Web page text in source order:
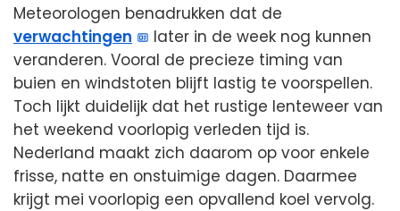
Meteorologen benadrukken dat de
verwachtingen
later in de week nog kunnen
veranderen. Vooral de precieze timing van
buien en windstoten blijft lastig te voorspellen.
Toch lijkt duidelijk dat het rustige lenteweer van
het weekend voorlopig verleden tijd is.
Nederland maakt zich daarom op voor enkele
frisse, natte en onstuimige dagen. Daarmee
krijgt mei voorlopig een opvallend koel vervolg.